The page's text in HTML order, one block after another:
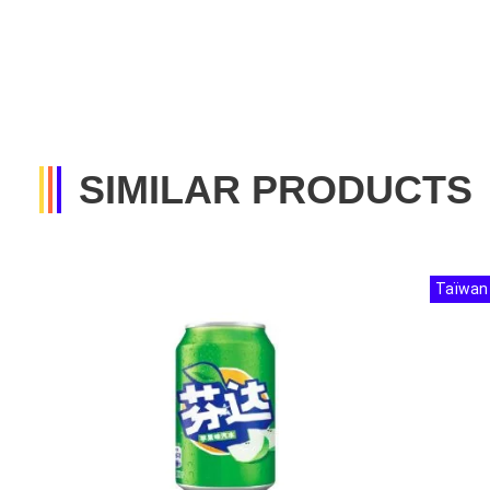
SIMILAR PRODUCTS
Taïwan